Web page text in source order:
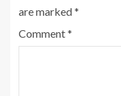
are marked*
Comment*